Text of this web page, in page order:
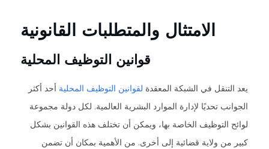
الامتثال والمتطلبات القانونية
قوانين التوظيف المحلية
يعد التنقل في الشبكة المعقدة لقوانين التوظيف المحلية أحد أكثر
الجوانب تحديًا لإدارة الموارد البشرية العالمية. لكل دولة مجموعة
لوائح التوظيف الخاصة بها، ويمكن أن تختلف هذه القوانين بشكل
كبير من ولاية قضائية إلى أخرى. من الأهمية بمكان أن تضمن